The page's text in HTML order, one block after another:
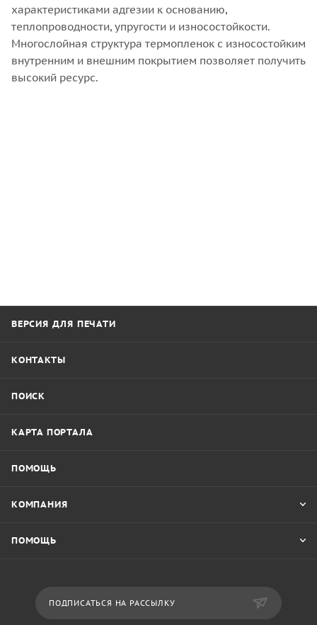
характеристиками адгезии к основанию,
теплопроводности, упругости и износостойкости.
Многослойная структура термопленок с износостойким
внутренним и внешним покрытием позволяет получить
высокий ресурс.
ВЕРСИЯ ДЛЯ ПЕЧАТИ
КОНТАКТЫ
ПОИСК
КАРТА ПОРТАЛА
ПОМОЩЬ
КОМПАНИЯ
ПОМОЩЬ
ПОДПИСАТЬСЯ НА РАССЫЛКУ